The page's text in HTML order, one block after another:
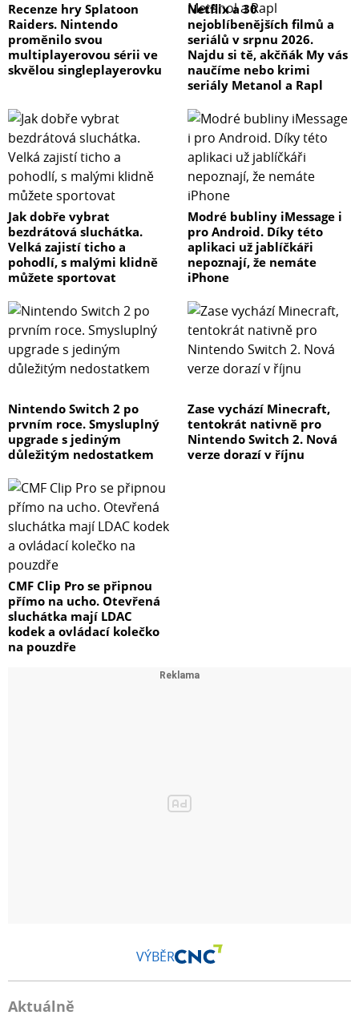
Recenze hry Splatoon
Raiders. Nintendo
proměnilo svou
multiplayerovou sérii ve
skvělou singleplayerovku
Netflix a 30
nejoblíbenějších filmů a
seriálů v srpnu 2026.
Najdu si tě, akčňák My vás
naučíme nebo krimi
seriály Metanol a Rapl
Jak dobře vybrat
bezdrátová sluchátka.
Velká zajistí ticho a
pohodlí, s malými klidně
můžete sportovat
Modré bubliny iMessage i
pro Android. Díky této
aplikaci už jablíčkáři
nepoznají, že nemáte
iPhone
Nintendo Switch 2 po
prvním roce. Smysluplný
upgrade s jediným
důležitým nedostatkem
Zase vychází Minecraft,
tentokrát nativně pro
Nintendo Switch 2. Nová
verze dorazí v říjnu
CMF Clip Pro se připnou
přímo na ucho. Otevřená
sluchátka mají LDAC
kodek a ovládací kolečko
na pouzdře
VÝBĚR
Aktuálně